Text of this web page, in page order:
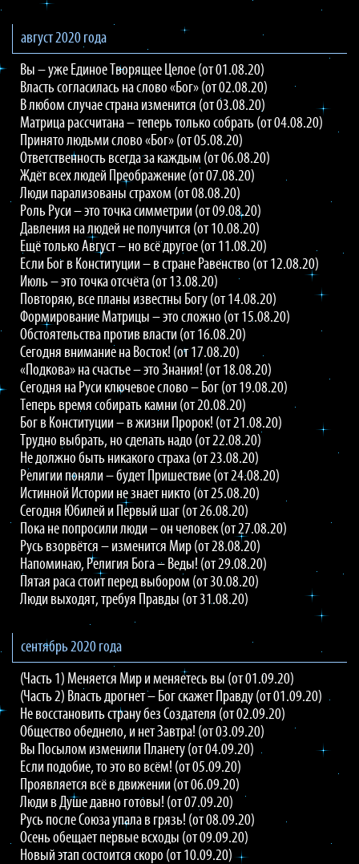
август 2020 года
Вы – уже Единое Творящее Целое (от 01.08.20)
Власть согласилась на слово «Бог» (от 02.08.20)
В любом случае страна изменится (от 03.08.20)
Матрица рассчитана – теперь только собрать (от 04.08.20)
Принято людьми слово «Бог» (от 05.08.20)
Ответственность всегда за каждым (от 06.08.20)
Ждёт всех людей Преображение (от 07.08.20)
Люди парализованы страхом (от 08.08.20)
Роль Руси – это точка симметрии (от 09.08.20)
Давления на людей не получится (от 10.08.20)
Ещё только Август – но всё другое (от 11.08.20)
Если Бог в Конституции – в стране Равенство (от 12.08.20)
Июль – это точка отсчёта (от 13.08.20)
Повторяю, все планы известны Богу (от 14.08.20)
Формирование Матрицы – это сложно (от 15.08.20)
Обстоятельства против власти (от 16.08.20)
Сегодня внимание на Восток! (от 17.08.20)
«Подкова» на счастье – это Знания! (от 18.08.20)
Сегодня на Руси ключевое слово – Бог (от 19.08.20)
Теперь время собирать камни (от 20.08.20)
Бог в Конституции – в жизни Пророк! (от 21.08.20)
Трудно выбрать, но сделать надо (от 22.08.20)
Не должно быть никакого страха (от 23.08.20)
Религии поняли – будет Пришествие (от 24.08.20)
Истинной Истории не знает никто (от 25.08.20)
Сегодня Юбилей и Первый шаг (от 26.08.20)
Пока не попросили люди – он человек (от 27.08.20)
Русь взорвётся – изменится Мир (от 28.08.20)
Напоминаю, Религия Бога – Веды! (от 29.08.20)
Пятая раса стоит перед выбором (от 30.08.20)
Люди выходят, требуя Правды (от 31.08.20)
сентябрь 2020 года
(Часть 1) Меняется Мир и меняетесь вы (от 01.09.20)
(Часть 2) Власть дрогнет – Бог скажет Правду (от 01.09.20)
Не восстановить страну без Создателя (от 02.09.20)
Общество обеднело, и нет Завтра! (от 03.09.20)
Вы Посылом изменили Планету (от 04.09.20)
Если подобие, то это во всём! (от 05.09.20)
Проявляется всё в движении (от 06.09.20)
Люди в Душе давно готовы! (от 07.09.20)
Русь после Союза упала в грязь! (от 08.09.20)
Осень обещает первые всходы (от 09.09.20)
Новый этап состоится скоро (от 10.09.20)